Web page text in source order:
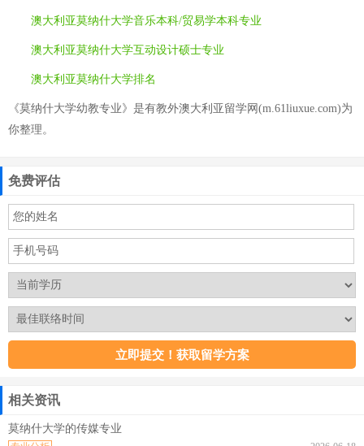
澳大利亚莫纳什大学音乐本科/贸易学本科专业
澳大利亚莫纳什大学互动设计硕士专业
澳大利亚莫纳什大学排名
《莫纳什大学幼教专业》是有教外澳大利亚留学网(m.61liuxue.com)为
你整理。
免费评估
相关资讯
莫纳什大学的传媒专业